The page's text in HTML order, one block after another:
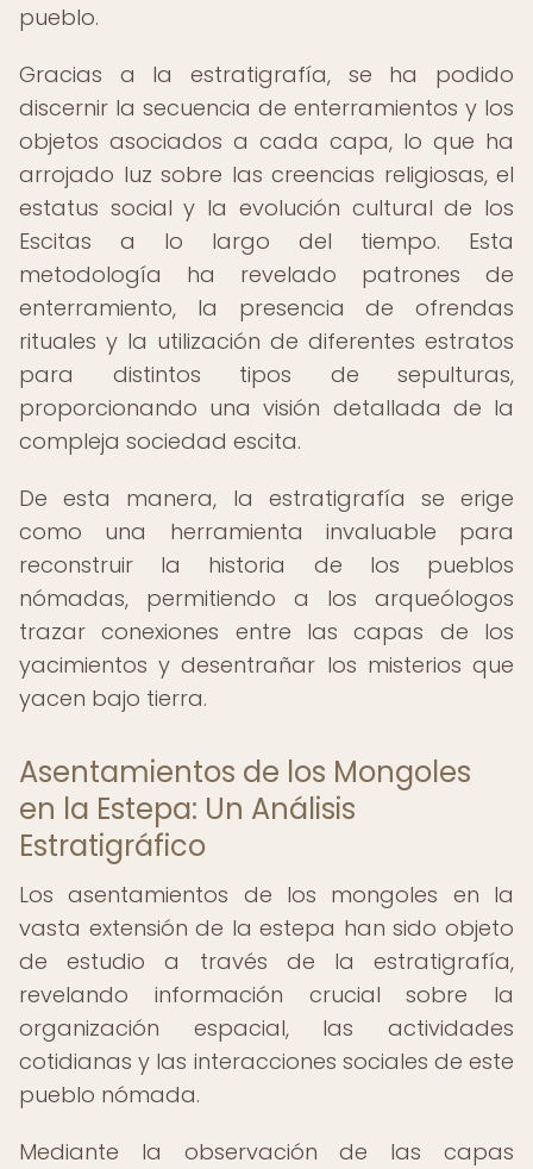
pueblo.
Gracias a la estratigrafía, se ha podido
discernir la secuencia de enterramientos y los
objetos asociados a cada capa, lo que ha
arrojado luz sobre las creencias religiosas, el
estatus social y la evolución cultural de los
Escitas a lo largo del tiempo. Esta
metodología ha revelado patrones de
enterramiento, la presencia de ofrendas
rituales y la utilización de diferentes estratos
para distintos tipos de sepulturas,
proporcionando una visión detallada de la
compleja sociedad escita.
De esta manera, la estratigrafía se erige
como una herramienta invaluable para
reconstruir la historia de los pueblos
nómadas, permitiendo a los arqueólogos
trazar conexiones entre las capas de los
yacimientos y desentrañar los misterios que
yacen bajo tierra.
Asentamientos de los Mongoles
en la Estepa: Un Análisis
Estratigráfico
Los asentamientos de los mongoles en la
vasta extensión de la estepa han sido objeto
de estudio a través de la estratigrafía,
revelando información crucial sobre la
organización espacial, las actividades
cotidianas y las interacciones sociales de este
pueblo nómada.
Mediante la observación de las capas